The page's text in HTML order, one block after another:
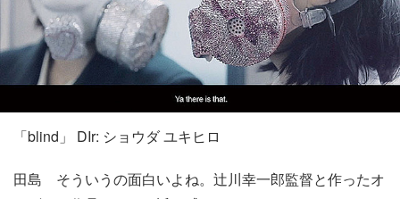
「blind」 DIr: ショウダ ユキヒロ
田島 そういうの面白いよね。辻川幸一郎監督と作ったオ